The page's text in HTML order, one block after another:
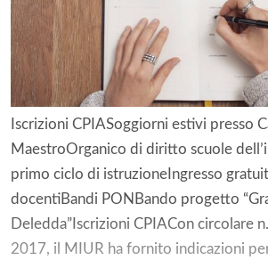
Iscrizioni CPIASoggiorni estivi presso
MaestroOrganico di diritto scuole
primo ciclo di istruzioneIngresso
docentiBandi PONBando progetto
Deledda”Iscrizioni CPIACon circolare
2017, il MIUR ha fornito indicazioni